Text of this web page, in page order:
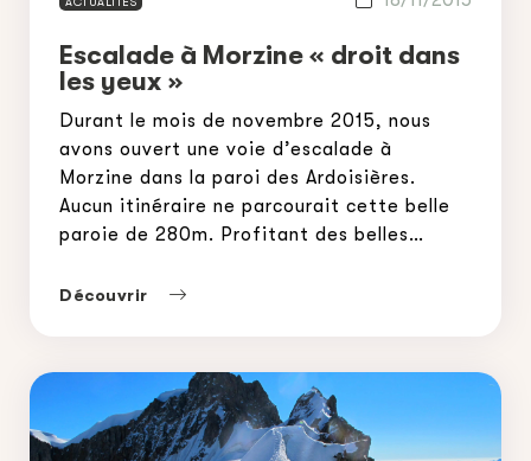
Escalade à Morzine « droit dans
les yeux »
Durant le mois de novembre 2015, nous
avons ouvert une voie d’escalade à
Morzine dans la paroi des Ardoisières.
Aucun itinéraire ne parcourait cette belle
paroie de 280m. Profitant des belles
réussi à nous frayer un chemin au milieu
[…]
Découvrir